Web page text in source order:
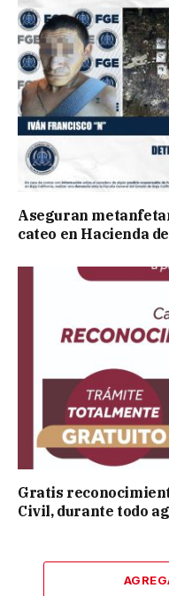
Aseguran
cateo en Hacienda
Gratis
Civil, durante todo